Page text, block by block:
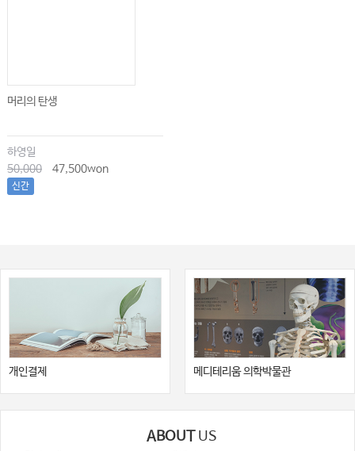
머리의 탄생
하영일
50,000
47,500won
신간
개인결제 메디테리움 의학박물관
ABOUT US